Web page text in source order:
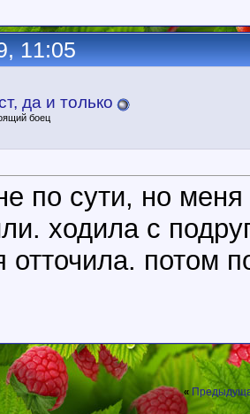
11:05
да и только
боец
по сути, но
ходила с
отточила. потом
«